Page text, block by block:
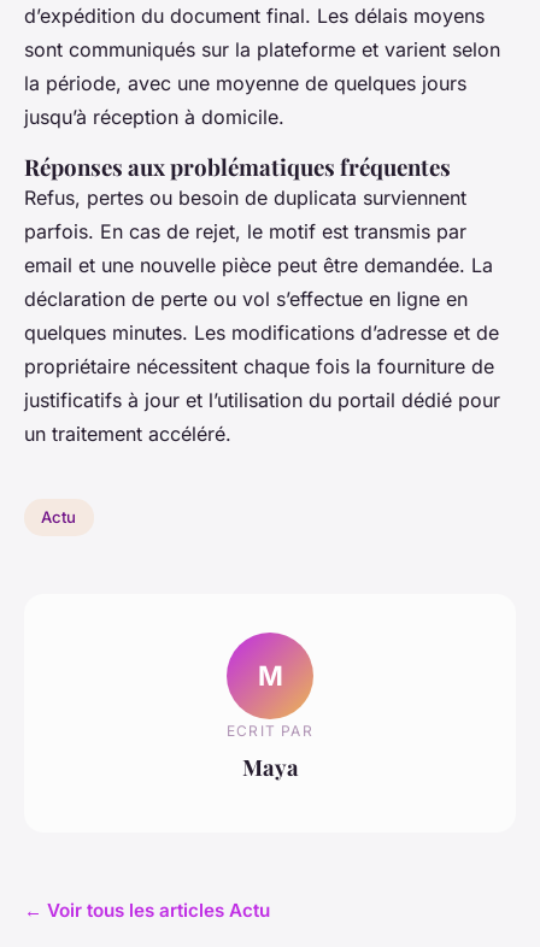
d’expédition du document final. Les délais moyens
sont communiqués sur la plateforme et varient selon
la période, avec une moyenne de quelques jours
jusqu’à réception à domicile.
Réponses aux problématiques fréquentes
Refus, pertes ou besoin de duplicata surviennent
parfois. En cas de rejet, le motif est transmis par
email et une nouvelle pièce peut être demandée. La
déclaration de perte ou vol s’effectue en ligne en
quelques minutes. Les modifications d’adresse et de
propriétaire nécessitent chaque fois la fourniture de
justificatifs à jour et l’utilisation du portail dédié pour
un traitement accéléré.
Actu
M
ECRIT PAR
Maya
← Voir tous les articles Actu